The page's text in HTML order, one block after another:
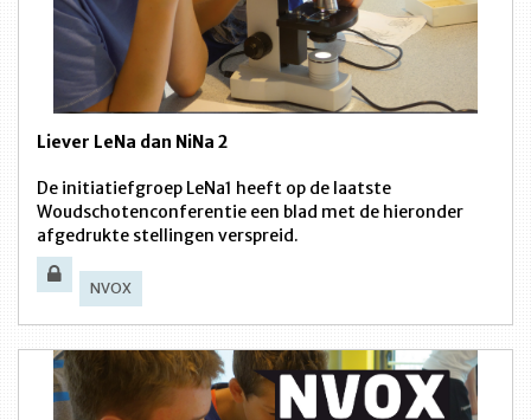
Liever LeNa dan NiNa 2
De initiatiefgroep LeNa1 heeft op de laatste
Woudschotenconferentie een blad met de hieronder
afgedrukte stellingen verspreid.
NVOX